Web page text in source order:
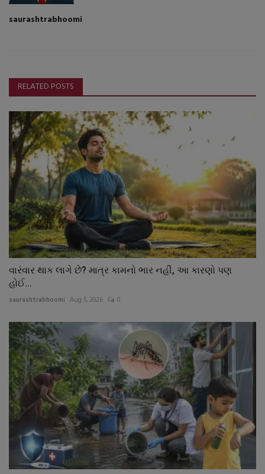
saurashtrabhoomi
RELATED POSTS
વારંવાર થાક લાગે છે? માત્ર કામનો ભાર નહીં, આ કારણો પણ
હોઈ...
saurashtrabhoomi Aug 5, 2026 0